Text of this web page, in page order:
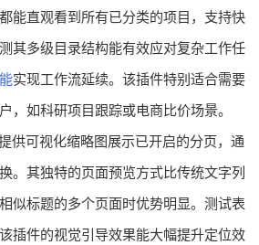
能直观看到所有已分类的项目，支持快
其多级目录结构能有效应对复杂工作任
实现工作流延续。该插件特别适合需要
，如科研项目跟踪或电商比价场景。
供可视化缩略图展示已开启的分页，通
。其独特的页面预览方式比传统文字列
似标题的多个页面时优势明显。测试表
插件的视觉引导效果能大幅提升定位效